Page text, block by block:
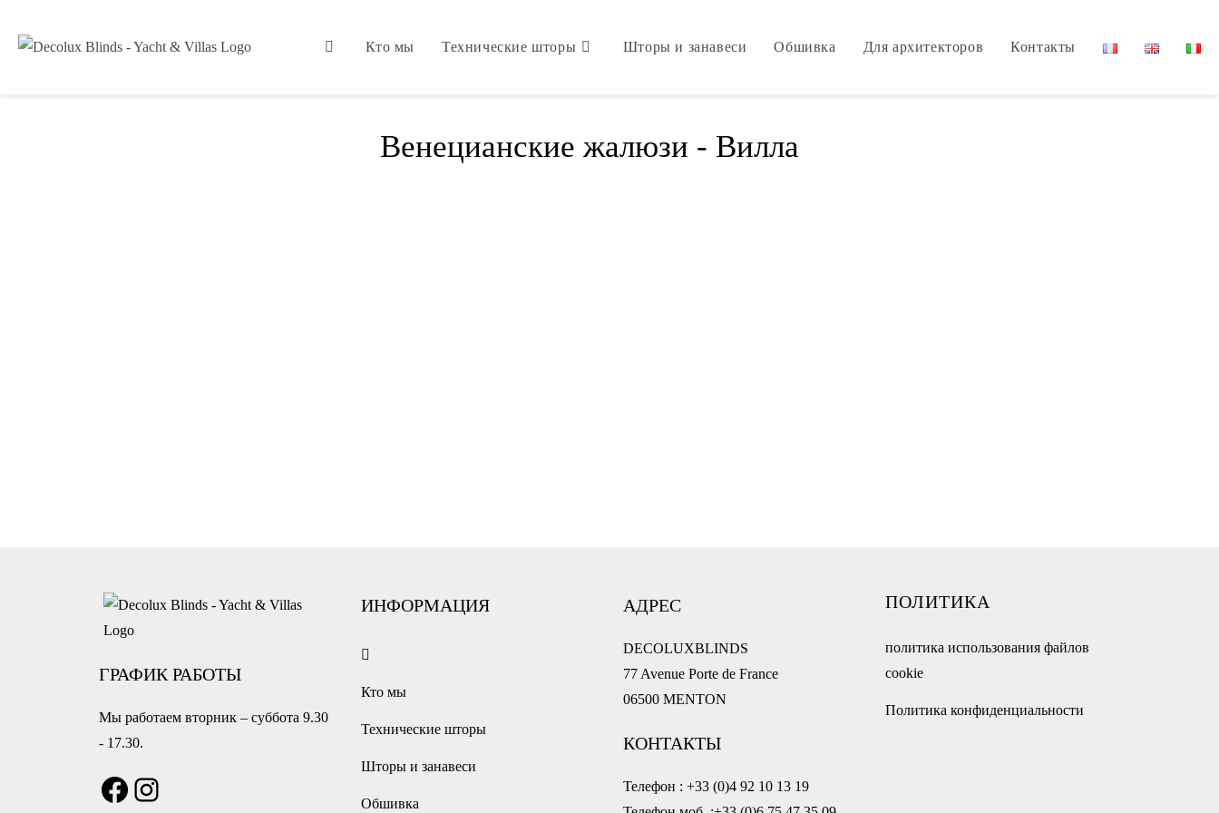
Кто мы Технические шторы Шторы и занавеси Обшивка Для архитекторов Контакты
Венецианские жалюзи - Вилла
ГРАФИК РАБОТЫ
Мы работаем вторник – суббота 9.30
- 17.30.
ИНФОРМАЦИЯ
Кто мы
Технические шторы
Шторы и занавеси
Обшивка
АДРЕС
DECOLUXBLINDS
77 Avenue Porte de France
06500 MENTON
КОНТАКТЫ
Телефон : +33 (0)4 92 10 13 19
ПОЛИТИКА
политика использования файлов
cookie
Политика конфиденциальности